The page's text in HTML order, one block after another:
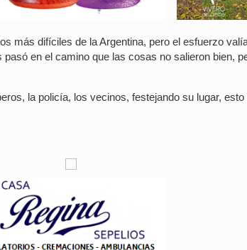
más difíciles de la Argentina, pero el esfuerzo
en el camino que las cosas no salieron bien,
la policía, los vecinos, festejando su lugar,